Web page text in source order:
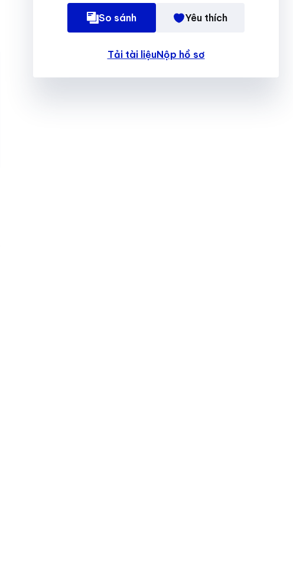
So sánh Yêu thích
Tải tài liệuNộp hồ sơ